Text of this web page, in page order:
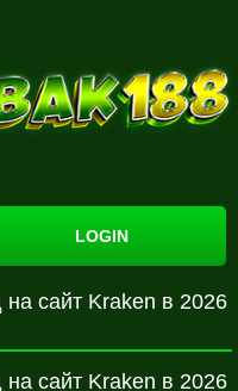
LOGIN
сайт Kraken в 2026
сайт Kraken в 2026